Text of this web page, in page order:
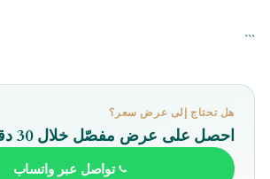
```
هل تحتاج إلى عرض سعر؟
احصل على عرض مفصّل خلال 30 دقيقة.
تواصل عبر واتساب